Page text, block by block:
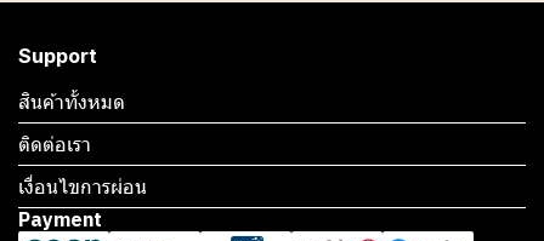
Support
สินค้าทั้งหมด
ติดต่อเรา
เงื่อนไขการผ่อน
Payment